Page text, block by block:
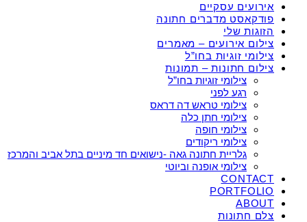
אירועים עסקיים
פודקאסט מדברים חתונה
הזוגות שלי
צילום אירועים – מאמרים
צילומי זוגיות בחו”ל
צילום חתונות – תמונות
צילומי זוגיות בחו”ל
רגע לפני
צילומי טראש דה דראס
צילומי חתן כלה
צילומי חופה
צילומי ריקודים
גלריית חתונה גאה -נישואים חד מיניים בתל אביב והמרכז
צילומי אופנה וביוטי
CONTACT
PORTFOLIO
ABOUT
צלם חתונות